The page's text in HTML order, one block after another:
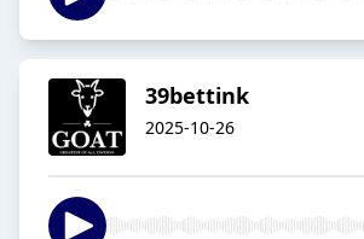
39bettink
2025-10-26